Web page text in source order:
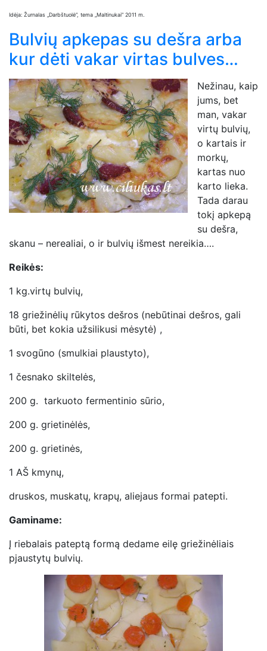
Idėja: Žurnalas „Darbštuolė”, tema „Maltinukai” 2011 m.
Bulvių apkepas su dešra arba
kur dėti vakar virtas bulves…
Nežinau, kaip
jums, bet
man, vakar
virtų bulvių,
o kartais ir
morkų,
kartas nuo
karto lieka.
Tada darau
tokį apkepą
su dešra,
skanu – nerealiai, o ir bulvių išmest nereikia….
Reikės:
1 kg.virtų bulvių,
18 griežinėlių rūkytos dešros (nebūtinai dešros, gali
būti, bet kokia užsilikusi mėsytė) ,
1 svogūno (smulkiai plaustyto),
1 česnako skiltelės,
200 g. tarkuoto fermentinio sūrio,
200 g. grietinėlės,
200 g. grietinės,
1 AŠ kmynų,
druskos, muskatų, krapų, aliejaus formai patepti.
Gaminame:
Į riebalais pateptą formą dedame eilę griežinėliais
pjaustytų bulvių.